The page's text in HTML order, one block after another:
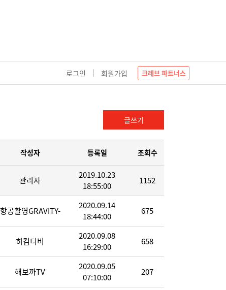
로그인 | 회원가입 크레브 파트너스
글쓰기
작성자 등록일 조회수
관리자
2019.10.23
18:55:00
1152
항공촬영GRAVITY-
2020.09.14
18:44:00
675
히컴티비
2020.09.08
16:29:00
658
해보까TV
2020.09.05
07:10:00
207